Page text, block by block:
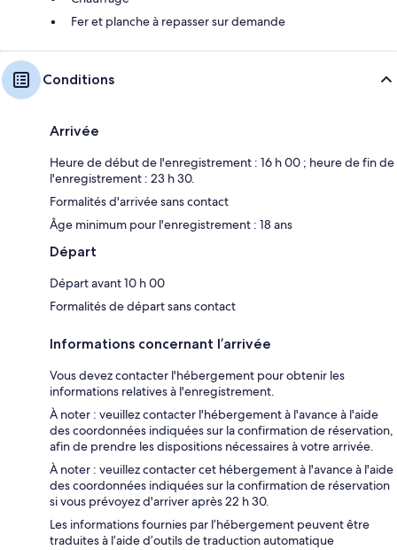
Fer et planche à repasser sur demande
Conditions
Arrivée
Heure de début de l'enregistrement : 16 h 00 ; heure de fin de
l'enregistrement : 23 h 30.
Formalités d'arrivée sans contact
Âge minimum pour l'enregistrement : 18 ans
Départ
Départ avant 10 h 00
Formalités de départ sans contact
Informations concernant l’arrivée
Vous devez contacter l'hébergement pour obtenir les
informations relatives à l'enregistrement.
À noter : veuillez contacter l'hébergement à l'avance à l'aide
des coordonnées indiquées sur la confirmation de réservation,
afin de prendre les dispositions nécessaires à votre arrivée.
À noter : veuillez contacter cet hébergement à l'avance à l'aide
des coordonnées indiquées sur la confirmation de réservation
si vous prévoyez d'arriver après 22 h 30.
Les informations fournies par l’hébergement peuvent être
traduites à l’aide d’outils de traduction automatique